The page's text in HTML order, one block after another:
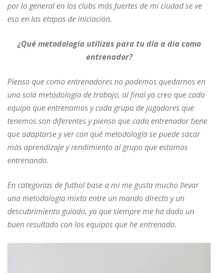
por lo general en los clubs más fuertes de mi ciudad se ve
eso en las etapas de iniciación.
¿Qué metodología utilizas para tu día a día como
entrenador?
Pienso que como entrenadores no podemos quedarnos en
una sola metodología de trabajo, al final yo creo que cada
equipo que entrenamos y cada grupo de jugadores que
tenemos son diferentes y pienso que cada entrenador tiene
que adaptarse y ver con qué metodología se puede sacar
más aprendizaje y rendimiento al grupo que estamos
entrenando.
En categorías de futbol base a mí me gusta mucho llevar
una metodología mixta entre un mando directo y un
descubrimiento guiado, ya que siempre me ha dado un
buen resultado con los equipos que he entrenado.